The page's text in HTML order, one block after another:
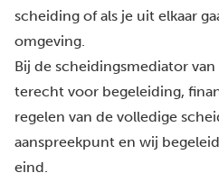
scheiding of als je uit elkaar
omgeving.
Bij de scheidingsmediator
terecht voor begeleiding,
regelen van de volledige
aanspreekpunt en wij
eind.